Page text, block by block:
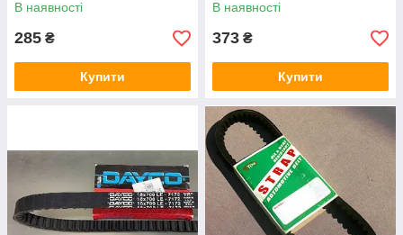
В наявності
285 ₴
Купити
В наявності
373 ₴
Купити